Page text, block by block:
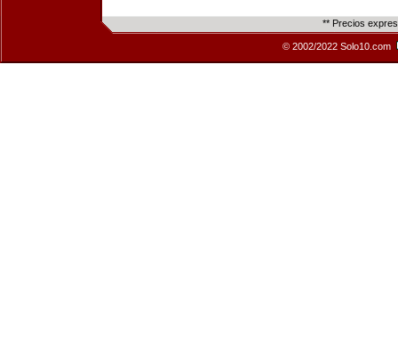
** Precios
© 2002/2022 Solo10.com